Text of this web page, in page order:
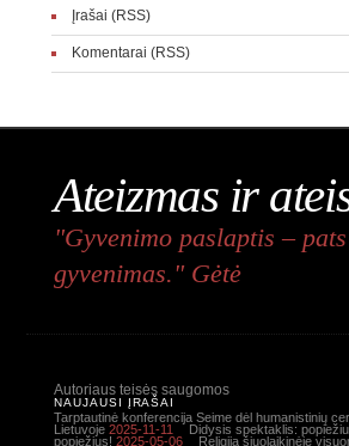
Įrašai (RSS)
Komentarai (RSS)
Ateizmas ir
"Gyvenimo paslaptis – pats
gyvenimas." Gėtė
Autoriaus teisės saugomos
NAUJAUSI ĮRAŠAI
Tarptautinė konferencija Seime dėl humanistinių
Lietuvoje 2025-11-11
Didysis spektaklis:
popiežius! 2025-05-06
Religija šiuolaikinėje